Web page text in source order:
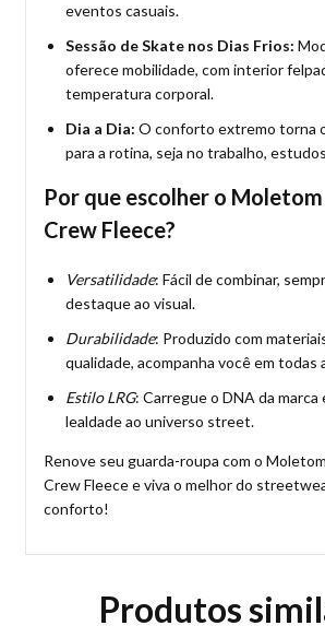
eventos casuais.
Sessão de Skate nos Dias Frios:
oferece mobilidade, com interior
temperatura corporal.
Dia a Dia: O conforto extremo torna
para a rotina, seja no trabalho,
Por que escolher o Moletom
Crew Fleece?
Versatilidade: Fácil de combinar,
destaque ao visual.
Durabilidade: Produzido com
qualidade, acompanha você em todas
Estilo LRG: Carregue o DNA da
lealdade ao universo street.
Renove seu guarda-roupa com o
Crew Fleece e viva o melhor do
conforto!
Produtos